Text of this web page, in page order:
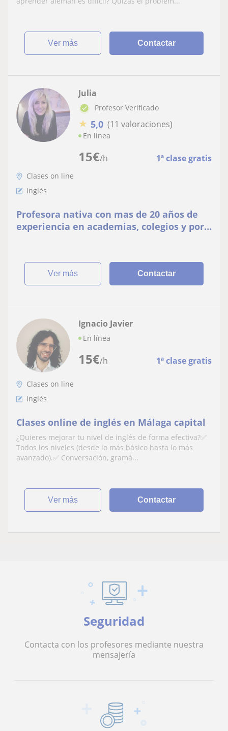
ver más Contactar
15€/h 1ª clase gratis
Julia
Profesor Verificado
★ 5,0 (11 valoraciones)
En línea
Clases on line
Inglés
Profesora nativa con mas de 20 años de
experiencia en academias, colegios y por
ver más Contactar
15€/h 1ª clase gratis
Ignacio Javier
En línea
Clases on line
Inglés
Clases online de inglés en Málaga capital
¿Quieres mejorar tu nivel de inglés de forma efectiva?✅
Todos los niveles (desde lo más básico hasta lo más
avanzado).✅ Conversación, gramá...
ver más Contactar
Seguridad
Contacta con los profesores mediante nuestra
mensajería